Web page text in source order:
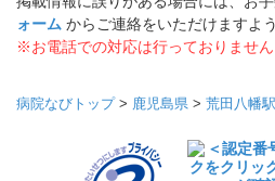
ォーム からご連絡をいただけますよ
※お電話での対応は行っておりません
病院なびトップ> 鹿児島県 > 荒田八幡